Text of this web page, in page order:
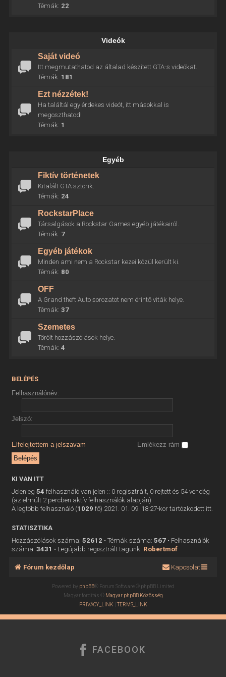
Témák: 22
Videók
Saját videó
Itt megmutathatod az általad készített GTA-s videókat.
Témák: 181
Ezt nézzétek!
Ha találtál egy érdekes videót, itt másokkal is
megoszthatod!
Témák: 1
Egyéb
Fiktív történetek
Kitalált GTA sztorik.
Témák: 24
RockstarPlace
Társalgások a Rockstar Games egyéb játékairól.
Témák: 7
Egyéb játékok
Minden ami nem a Rockstar kezei közül került ki.
Témák: 80
OFF
A Grand theft Auto sorozatot nem érintő viták helye.
Témák: 37
Szemetes
Törölt hozzászólások helye.
Témák: 4
BELÉPÉS
Felhasználónév:
Jelszó:
Elfelejtettem a jelszavam Emlékezz rám
KI VAN ITT
Jelenleg 54 felhasználó van jelen :: 0 regisztrált, 0 rejtett és 54 vendég
(az elmúlt 2 percben aktív felhasználók alapján)
A legtöbb felhasználó (1029 fő) 2021. 01. 09. 18:27-kor tartózkodott itt.
STATISZTIKA
Hozzászólások száma: 52612 • Témák száma: 567• Felhasználók
száma: 3431 • Legújabb regisztrált tagunk: Robertmof
Fórum kezdőlap Kapcsolat
Powered by phpBB® Forum Software © phpBB Limited
Magyar fordítás © Magyar phpBB Közösség
PRIVACY_LINK |TERMS_LINK
FACEBOOK